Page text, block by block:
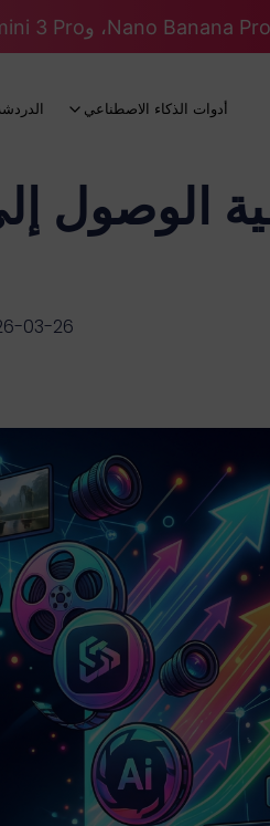
أدوات الذكاء الاصطناعي
الوصول
03-26